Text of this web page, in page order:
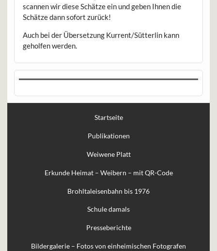
scannen wir diese Schätze ein und geben Ihnen die
Schätze dann sofort zurück!
Auch bei der Übersetzung Kurrent/Sütterlin kann
geholfen werden.
Startseite
Publikationen
Weiwene Platt
Erkunde Heimat – Weibern – mit QR-Code
Brohltaleisenbahn bis 1976
Schule damals
Presseberichte
Bildergalerie – Fotos von einheimischen Fotografen